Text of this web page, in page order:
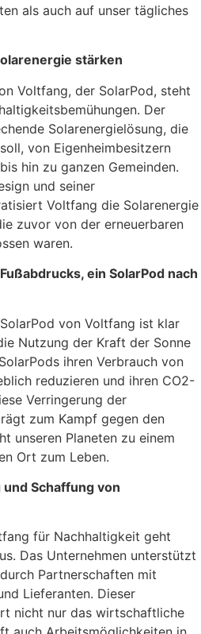
als auch auf unser tägliches
stärken
Voltfang, der SolarPod, steht
Der
Solarenergielösung, die
von Eigenheimbesitzern
hin zu ganzen Gemeinden.
und seiner
Voltfang die Solarenergie
zuvor von der erneuerbaren
waren.
ein SolarPod nach
von Voltfang ist klar
Nutzung der Kraft der Sonne
ihren Verbrauch von
reduzieren und ihren CO2-
Verringerung der
zum Kampf gegen den
unseren Planeten zu einem
Ort zum Leben.
Schaffung von
für Nachhaltigkeit geht
Das Unternehmen unterstützt
Partnerschaften mit
Lieferanten. Dieser
nicht nur das wirtschaftliche